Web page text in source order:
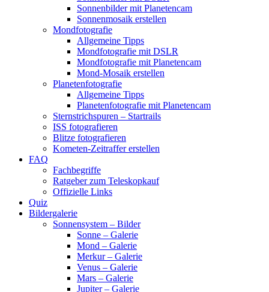
Sonnenbilder mit Planetencam
Sonnenmosaik erstellen
Mondfotografie
Allgemeine Tipps
Mondfotografie mit DSLR
Mondfotografie mit Planetencam
Mond-Mosaik erstellen
Planetenfotografie
Allgemeine Tipps
Planetenfotografie mit Planetencam
Sternstrichspuren – Startrails
ISS fotografieren
Blitze fotografieren
Kometen-Zeitraffer erstellen
FAQ
Fachbegriffe
Ratgeber zum Teleskopkauf
Offizielle Links
Quiz
Bildergalerie
Sonnensystem – Bilder
Sonne – Galerie
Mond – Galerie
Merkur – Galerie
Venus – Galerie
Mars – Galerie
Jupiter – Galerie